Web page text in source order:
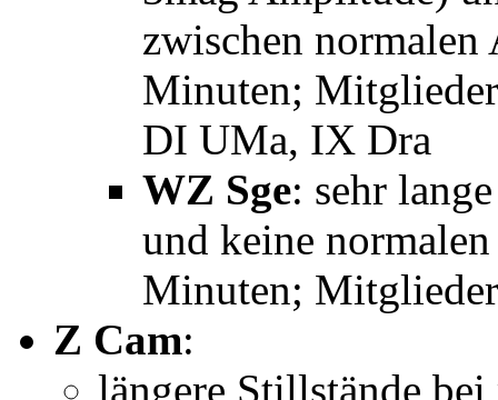
zwischen
Minuten;
DI UMa, IX Dra
WZ Sge: sehr
und keine
Minuten;
Z Cam:
längere Stillstände